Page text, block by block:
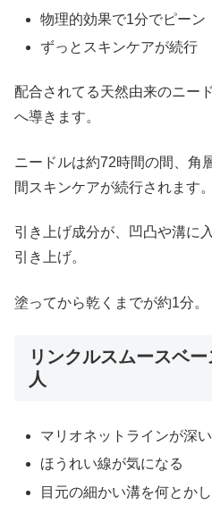
物理的効果で1分でピーン
ずっとスキンケアが続行
配合されてる天然由来のニー
へ導きます。
ニードルは約72時間の間、角
間スキンケアが続行されます。
引き上げ成分が、凹凸や溝に
引き上げ。
塗ってから乾くまでが約1分。
リンクルスムースベ
人
マリオネットラインが深い
ほうれい線が気になる
目元の細かい溝を何とか